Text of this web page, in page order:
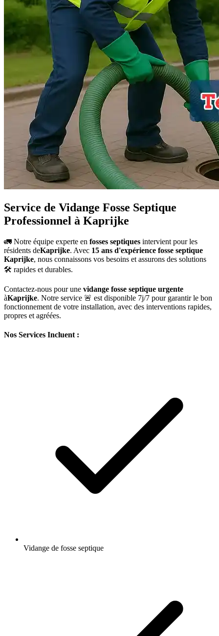
Service de Vidange Fosse Septique
Professionnel à Kaprijke
🚛 Notre équipe experte en fosses septiques intervient pour les
résidents deKaprijke. Avec 15 ans d'expérience fosse septique
Kaprijke, nous connaissons vos besoins et assurons des solutions
🛠️ rapides et durables.
Contactez-nous pour une vidange fosse septique urgente
àKaprijke. Notre service 🚨 est disponible 7j/7 pour garantir le bon
fonctionnement de votre installation, avec des interventions rapides,
propres et agréées.
Nos Services Incluent :
Vidange de fosse septique